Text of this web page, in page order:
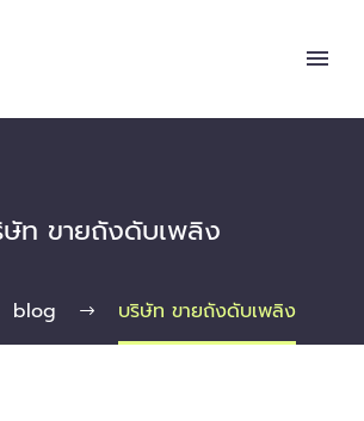
ท ขายถังดับเพลิง
blog บริษัท ขายถังดับเพลิง